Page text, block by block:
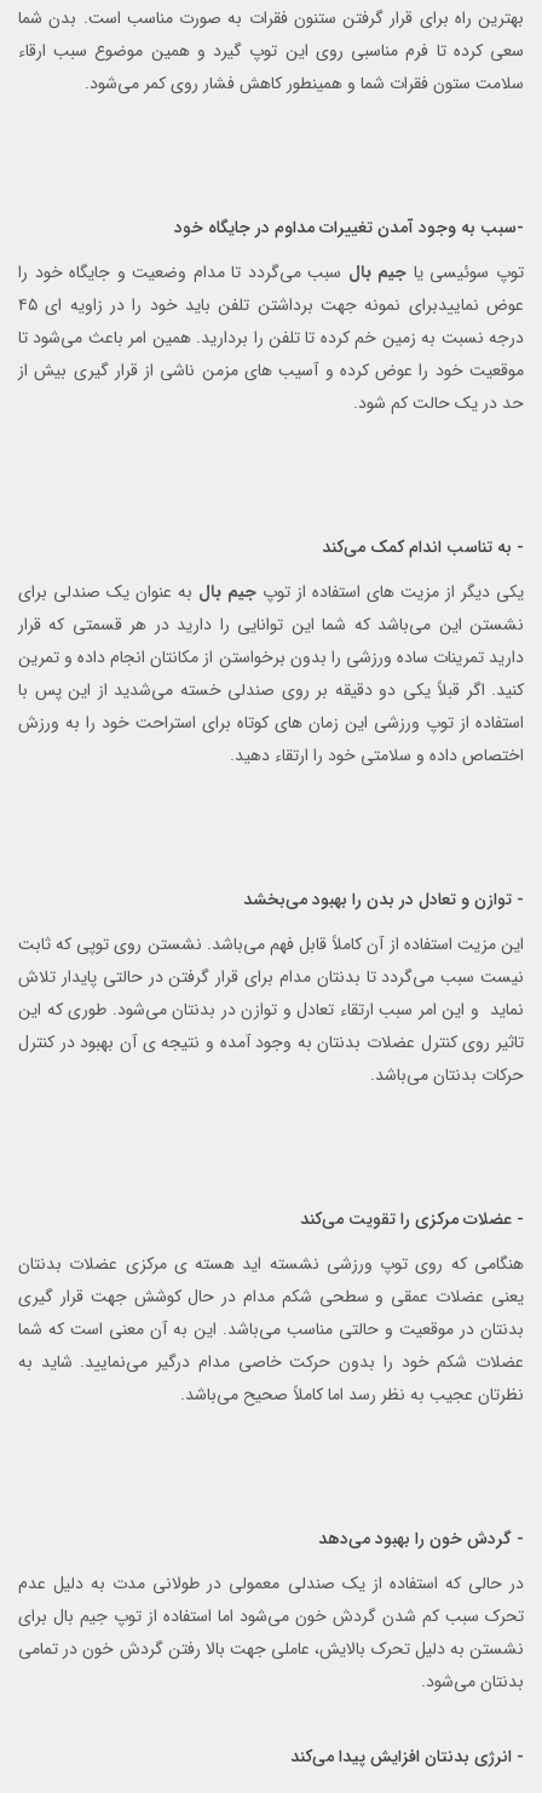
بهترین راه برای قرار گرفتن ستنون فقرات به صورت مناسب است. بدن شما
سعی کرده تا فرم مناسبی روی این توپ گیرد و همین موضوع سبب ارقاء
سلامت ستون فقرات شما و همینطور کاهش فشار روی کمر می‌شود.
-سبب به وجود آمدن تغییرات مداوم در جایگاه خود
توپ سوئیسی یا جیم بال سبب می‌گردد تا مدام وضعیت و جایگاه خود را
عوض نماییدبرای نمونه جهت برداشتن تلفن باید خود را در زاویه ای ۴۵
درجه نسبت به زمین خم کرده تا تلفن را بردارید. همین امر باعث می‌شود تا
موقعیت خود را عوض کرده و آسیب های مزمن ناشی از قرار گیری بیش از
حد در یک حالت کم شود.
- به تناسب اندام کمک می‌کند
یکی دیگر از مزیت های استفاده از توپ جیم بال به عنوان یک صندلی برای
نشستن این می‌باشد که شما این توانایی را دارید در هر قسمتی که قرار
دارید تمرینات ساده ورزشی را بدون برخواستن از مکانتان انجام داده و تمرین
کنید. اگر قبلاً یکی دو دقیقه بر روی صندلی خسته می‌شدید از این پس با
استفاده از توپ ورزشی این زمان های کوتاه برای استراحت خود را به ورزش
اختصاص داده و سلامتی خود را ارتقاء دهید.
- توازن و تعادل در بدن را بهبود می‌بخشد
این مزیت استفاده از آن کاملاً قابل فهم می‌باشد. نشستن روی توپی که ثابت
نیست سبب می‌گردد تا بدنتان مدام برای قرار گرفتن در حالتی پایدار تلاش
نماید و این امر سبب ارتقاء تعادل و توازن در بدنتان می‌شود. طوری که این
تاثیر روی کنترل عضلات بدنتان به وجود آمده و نتیجه ی آن بهبود در کنترل
حرکات بدنتان می‌باشد.
- عضلات مرکزی را تقویت می‌کند
هنگامی که روی توپ ورزشی نشسته اید هسته ی مرکزی عضلات بدنتان
یعنی عضلات عمقی و سطحی شکم مدام در حال کوشش جهت قرار گیری
بدنتان در موقعیت و حالتی مناسب می‌باشد. این به آن معنی است که شما
عضلات شکم خود را بدون حرکت خاصی مدام درگیر می‌نمایید. شاید به
نظرتان عجیب به نظر رسد اما کاملاً صحیح می‌باشد.
- گردش خون را بهبود می‌دهد
در حالی که استفاده از یک صندلی معمولی در طولانی مدت به دلیل عدم
تحرک سبب کم شدن گردش خون می‌شود اما استفاده از توپ جیم بال برای
نشستن به دلیل تحرک بالایش، عاملی جهت بالا رفتن گردش خون در تمامی
بدنتان می‌شود.
- انرژی بدنتان افزایش پیدا می‌کند